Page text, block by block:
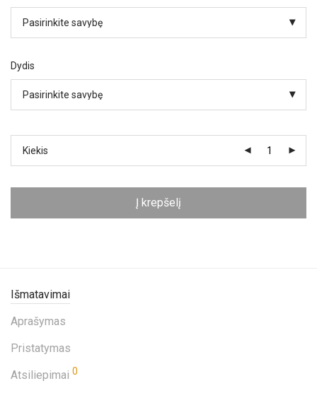
Dydis
Kiekis
Į krepšelį
Išmatavimai
Aprašymas
Pristatymas
Atsiliepimai 0